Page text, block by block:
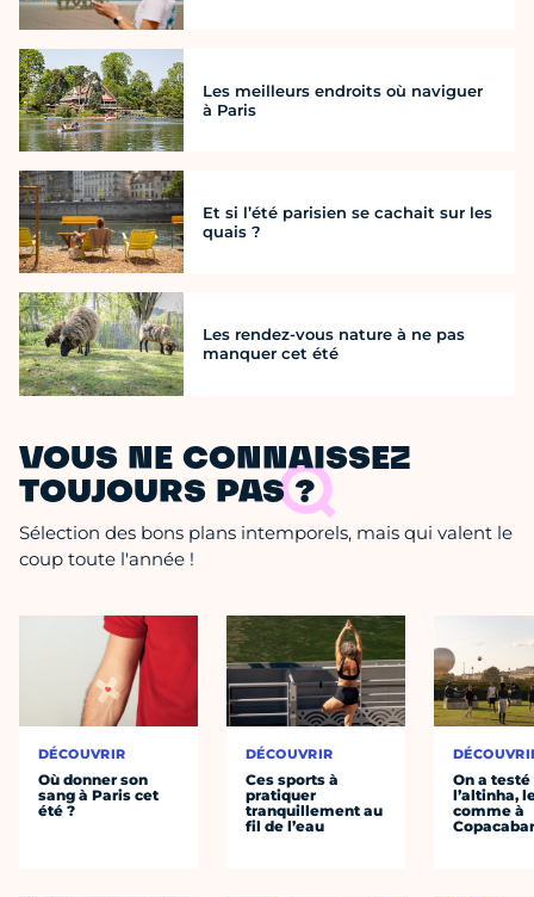
Les meilleurs endroits où naviguer
à Paris
Et si l’été parisien se cachait sur les
quais ?
Les rendez-vous nature à ne pas
manquer cet été
VOUS NE CONNAISSEZ
TOUJOURS PAS ?
Sélection des bons plans intemporels, mais qui valent le
coup toute l'année !
DÉCOUVRIR
Où donner son
sang à Paris cet
été ?
DÉCOUVRIR
Ces sports à
pratiquer
tranquillement au
fil de l’eau
On a testé
l’altinha,
comme à